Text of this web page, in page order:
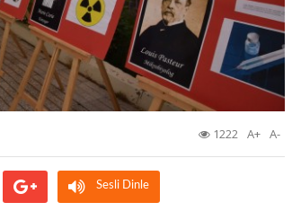
A-
A+
1222
Sesli Dinle